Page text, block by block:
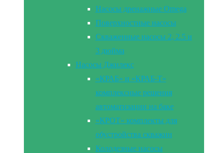
Насосы дренажные Omega
Поверхностные насосы
Скваженные насосы 2, 2.5 и
3 дюйма
Насосы Джилекс
«КРАБ» и «КРАБ-Т»
комплексные решения
автоматизации на баке
«КРОТ» комплекты для
обустройства скважин
Колодезные насосы